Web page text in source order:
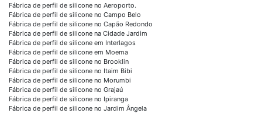
Fábrica de perfil de silicone no Aeroporto.
Fábrica de perfil de silicone no Campo Belo
Fábrica de perfil de silicone no Capão Redondo
Fábrica de perfil de silicone na Cidade Jardim
Fábrica de perfil de silicone em Interlagos
Fábrica de perfil de silicone em Moema
Fábrica de perfil de silicone no Brooklin
Fábrica de perfil de silicone no Itaim Bibi
Fábrica de perfil de silicone no Morumbi
Fábrica de perfil de silicone no Grajaú
Fábrica de perfil de silicone no Ipiranga
Fábrica de perfil de silicone no Jardim Ângela